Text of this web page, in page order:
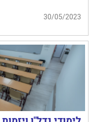
30/05/2023